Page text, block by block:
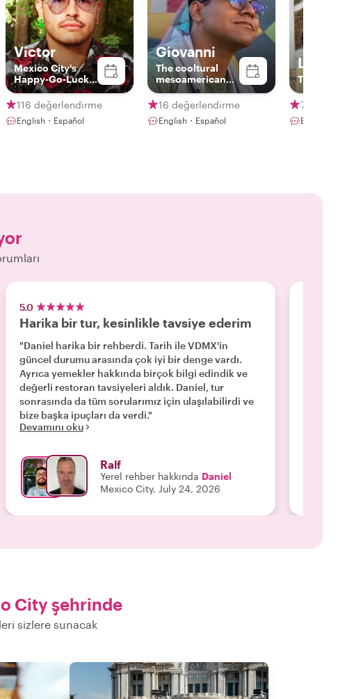
Victor
Mexico City's
Happy-Go-Lucky
Guide
116 değerlendirme
English・Español
Giovanni
The cooltural
mesoamerican
host
16 değerlendirme
English・Español
Luz
The
73
English
5.0
Harika bir tur, kesinlikle tavsiye ederim
"Daniel harika bir rehberdi. Tarih ile VDMX'in
güncel durumu arasında çok iyi bir denge vardı.
Ayrıca yemekler hakkında birçok bilgi edindik ve
değerli restoran tavsiyeleri aldık. Daniel, tur
sonrasında da tüm sorularımız için ulaşılabilirdi ve
bize başka ipuçları da verdi."
Devamını oku
Ralf
Yerel rehber hakkında Daniel
Mexico City, July 24, 2026
City şehrinde
sizlere sunacak